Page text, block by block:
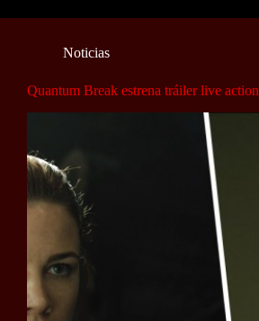
Noticias
Quantum Break estrena tráiler live action